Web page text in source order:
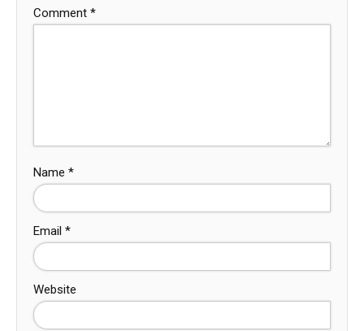
Comment *
Name *
Email *
Website